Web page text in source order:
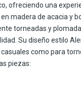
ofreciendo una
en madera de acacia y
torneadas y
Su diseño estilo
como para
piezas: